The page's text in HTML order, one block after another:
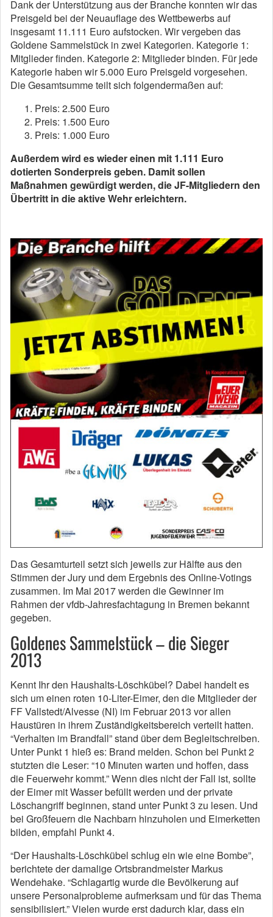
Dank der Unterstützung aus der Branche konnten wir das
Preisgeld bei der Neuauflage des Wettbewerbs auf
insgesamt 11.111 Euro aufstocken. Wir vergeben das
Goldene Sammelstück in zwei Kategorien. Kategorie 1:
Mitglieder finden. Kategorie 2: Mitglieder binden. Für jede
Kategorie haben wir 5.000 Euro Preisgeld vorgesehen.
Die Gesamtsumme teilt sich folgendermaßen auf:
Preis: 2.500 Euro
Preis: 1.500 Euro
Preis: 1.000 Euro
Außerdem wird es wieder einen mit 1.111 Euro
dotierten Sonderpreis geben. Damit sollen
Maßnahmen gewürdigt werden, die JF-Mitgliedern den
Übertritt in die aktive Wehr erleichtern.
Das Gesamturteil setzt sich jeweils zur Hälfte aus den
Stimmen der Jury und dem Ergebnis des Online-Votings
zusammen. Im Mai 2017 werden die Gewinner im
Rahmen der vfdb-Jahresfachtagung in Bremen bekannt
gegeben.
Goldenes Sammelstück – die Sieger
2013
Kennt Ihr den Haushalts-Löschkübel? Dabei handelt es
sich um einen roten 10-Liter-Eimer, den die Mitglieder der
FF Vallstedt/Alvesse (NI) im Februar 2013 vor allen
Haustüren in ihrem Zuständigkeitsbereich verteilt hatten.
“Verhalten im Brandfall” stand über dem Begleitschreiben.
Unter Punkt 1 hieß es: Brand melden. Schon bei Punkt 2
stutzten die Leser: “10 Minuten warten und hoffen, dass
die Feuerwehr kommt.” Wenn dies nicht der Fall ist, sollte
der Eimer mit Wasser befüllt werden und der private
Löschangriff beginnen, stand unter Punkt 3 zu lesen. Und
bei Großfeuern die Nachbarn hinzuholen und Eimerketten
bilden, empfahl Punkt 4.
“Der Haushalts-Löschkübel schlug ein wie eine Bombe”,
berichtete der damalige Ortsbrandmeister Markus
Wendehake. “Schlagartig wurde die Bevölkerung auf
unsere Personalprobleme aufmerksam und für das Thema
sensibilisiert.” Vielen wurde erst dadurch klar, dass ein